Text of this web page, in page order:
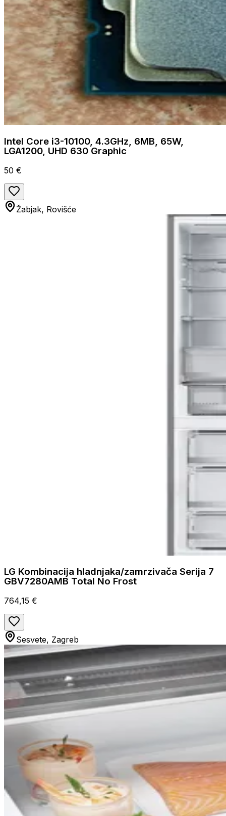
Intel Core i3-10100, 4.3GHz, 6MB, 65W,
LGA1200, UHD 630 Graphic
50 €
Žabjak, Rovišće
LG Kombinacija hladnjaka/zamrzivača Serija 7
GBV7280AMB Total No Frost
764,15 €
Sesvete, Zagreb